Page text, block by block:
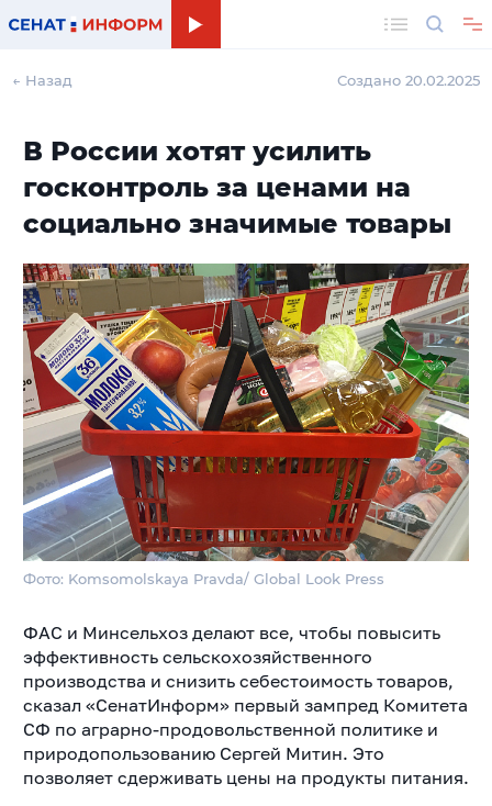
← Назад Создано 20.02.2025
В России хотят усилить
госконтроль за ценами на
социально значимые товары
Фото: Komsomolskaya Pravda/ Global Look Press
ФАС и Минсельхоз делают все, чтобы повысить
эффективность сельскохозяйственного
производства и снизить себестоимость товаров,
сказал «СенатИнформ» первый зампред Комитета
СФ по аграрно-продовольственной политике и
природопользованию Сергей Митин. Это
позволяет сдерживать цены на продукты питания.